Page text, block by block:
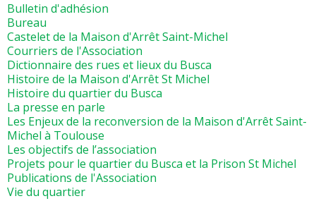
Bulletin d'adhésion
Bureau
Castelet de la Maison d'Arrêt Saint-Michel
Courriers de l'Association
Dictionnaire des rues et lieux du Busca
Histoire de la Maison d'Arrêt St Michel
Histoire du quartier du Busca
La presse en parle
Les Enjeux de la reconversion de la Maison d'Arrêt Saint-
Michel à Toulouse
Les objectifs de l’association
Projets pour le quartier du Busca et la Prison St Michel
Publications de l'Association
Vie du quartier